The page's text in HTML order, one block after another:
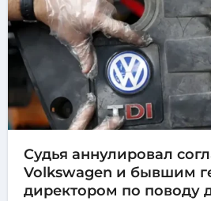
Судья аннулировал
Volkswagen и бывшим
директором по поводу